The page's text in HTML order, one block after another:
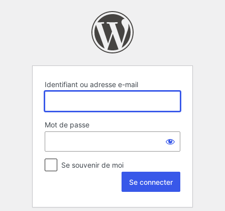
Identifiant ou adresse e-mail
Mot de passe
Se souvenir de moi